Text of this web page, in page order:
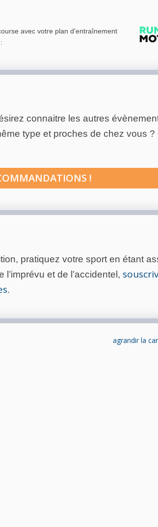
avec votre plan d'entraînement
:
connaitre les autres
type et proches de chez vous ?
!
pratiquez votre sport en étant
et de l’accidentel,
.
agrandir la